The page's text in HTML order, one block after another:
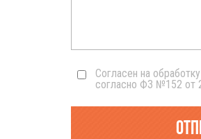
Согласен на
согласно ФЗ №152 от